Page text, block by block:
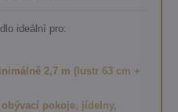
ideální pro:
2,7 m (lustr 63 cm +
pokoje, jídelny,